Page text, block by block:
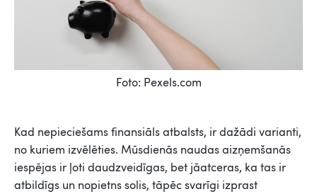
Foto: Pexels.com
Kad nepieciešams finansiāls atbalsts, ir dažādi varianti,
no kuriem izvēlēties. Mūsdienās naudas aizņemšanās
iespējas ir ļoti daudzveidīgas, bet jāatceras, ka tas ir
atbildīgs un nopietns solis, tāpēc svarīgi izprast